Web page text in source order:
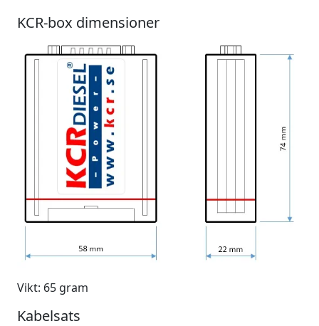
KCR-box dimensioner
Vikt: 65 gram
Kabelsats